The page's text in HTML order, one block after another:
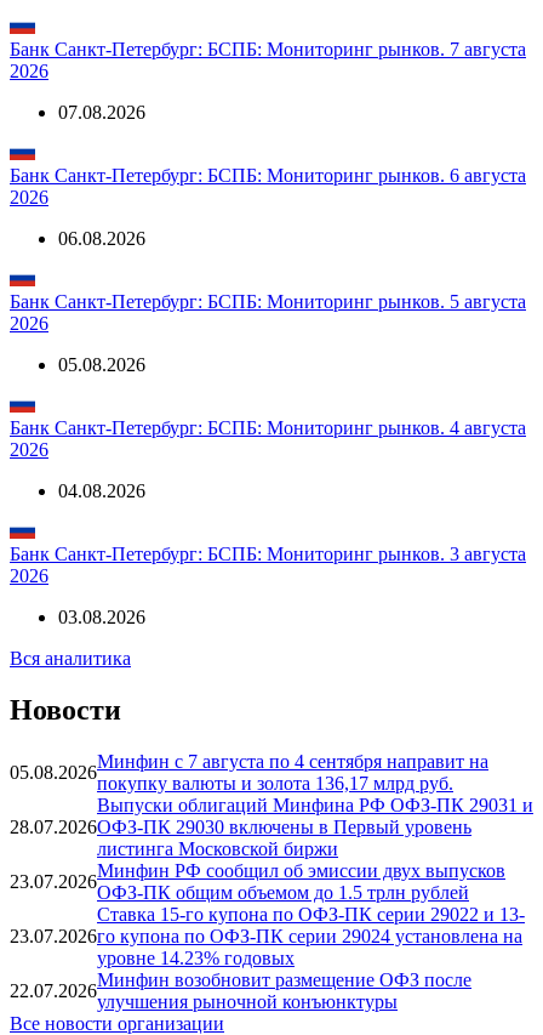
Банк Санкт-Петербург: БСПБ: Мониторинг рынков. 7 августа
2026
07.08.2026
Банк Санкт-Петербург: БСПБ: Мониторинг рынков. 6 августа
2026
06.08.2026
Банк Санкт-Петербург: БСПБ: Мониторинг рынков. 5 августа
2026
05.08.2026
Банк Санкт-Петербург: БСПБ: Мониторинг рынков. 4 августа
2026
04.08.2026
Банк Санкт-Петербург: БСПБ: Мониторинг рынков. 3 августа
2026
03.08.2026
Вся аналитика
Новости
05.08.2026
Минфин с 7 августа по 4 сентября направит на
покупку валюты и золота 136,17 млрд руб.
28.07.2026
Выпуски облигаций Минфина РФ ОФЗ-ПК 29031 и
ОФЗ-ПК 29030 включены в Первый уровень
листинга Московской биржи
23.07.2026
Минфин РФ сообщил об эмиссии двух выпусков
ОФЗ-ПК общим объемом до 1.5 трлн рублей
23.07.2026
Ставка 15-го купона по ОФЗ-ПК серии 29022 и 13-
го купона по ОФЗ-ПК серии 29024 установлена на
уровне 14.23% годовых
22.07.2026
Минфин возобновит размещение ОФЗ после
улучшения рыночной конъюнктуры
Все новости организации